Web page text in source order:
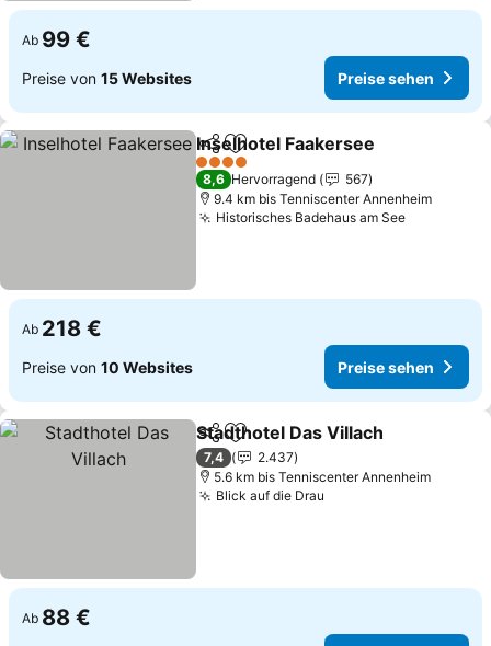
Ab 99 €
Preise von 15 Websites Preise sehen
TeilenZu Favoriten hinzufügen
Inselhotel Faakersee
4 Sterne
8,6 Hervorragend
567
9.4 km bis Tenniscenter Annenheim
Historisches Badehaus am See
Ab 218 €
Preise von 10 Websites Preise sehen
TeilenZu Favoriten hinzufügen
Stadthotel Das Villach
7,4
2.437
5.6 km bis Tenniscenter Annenheim
Blick auf die Drau
Ab 88 €